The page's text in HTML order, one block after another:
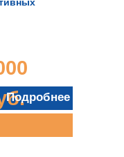
Подробнее